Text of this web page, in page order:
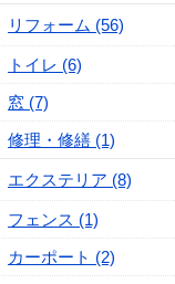
紹介いたします！」
？」
リフォーム (56)
トイレ (6)
窓 (7)
修理・修繕 (1)
エクステリア (8)
フェンス (1)
カーポート (2)